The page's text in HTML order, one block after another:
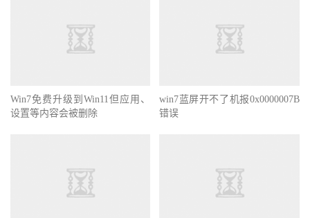
Win7免费升级到Win11但应用、
设置等内容会被删除
win7蓝屏开不了机报0x0000007B
错误